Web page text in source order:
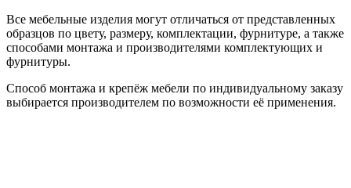
Все мебельные изделия могут отличаться от представленных
образцов по цвету, размеру, комплектации, фурнитуре, а также
способами монтажа и производителями комплектующих и
фурнитуры.
Способ монтажа и крепёж мебели по индивидуальному заказу
выбирается производителем по возможности её применения.